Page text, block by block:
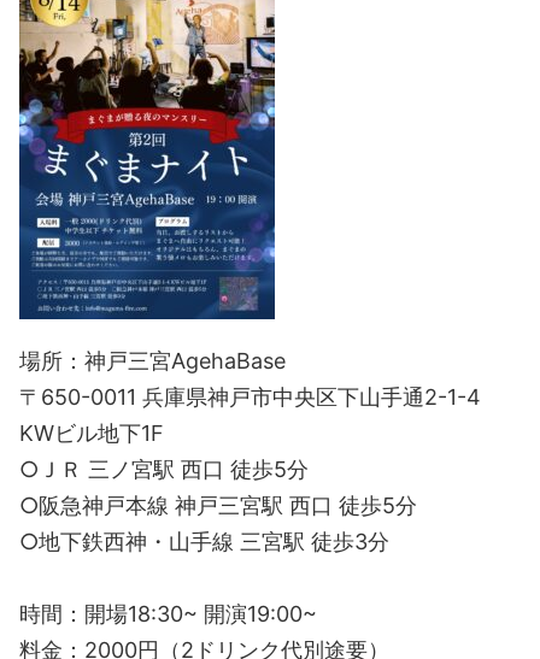
場所：神戸三宮AgehaBase
〒650-0011 兵庫県神戸市中央区下山手通2-1-4
KWビル地下1F
○ＪＲ 三ノ宮駅 西口 徒歩5分
○阪急神戸本線 神戸三宮駅 西口 徒歩5分
○地下鉄西神・山手線 三宮駅 徒歩3分
時間：開場18:30~ 開演19:00~
料金：2000円（2ドリンク代別途要）